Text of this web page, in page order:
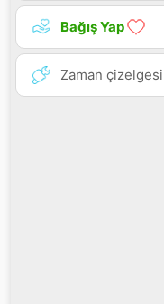
Bağış Yap
Zaman çizelgesi